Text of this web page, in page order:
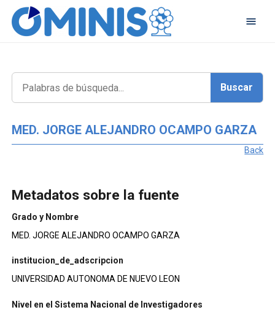
MED. JORGE ALEJANDRO OCAMPO GARZA
Back
Metadatos sobre la fuente
Grado y Nombre
MED. JORGE ALEJANDRO OCAMPO GARZA
institucion_de_adscripcion
UNIVERSIDAD AUTONOMA DE NUEVO LEON
Nivel en el Sistema Nacional de Investigadores